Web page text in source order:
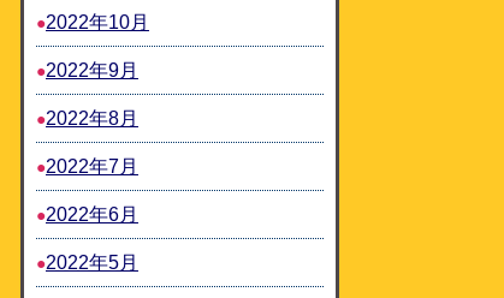
2022年10月
2022年9月
2022年8月
2022年7月
2022年6月
2022年5月